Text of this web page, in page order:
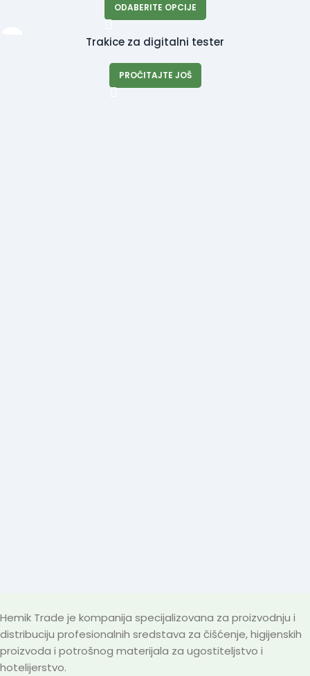
ODABERITE OPCIJE
Trakice za digitalni tester
PROČITAJTE JOŠ
Hemik Trade je kompanija specijalizovana za proizvodnju i
distribuciju profesionalnih sredstava za čišćenje, higijenskih
proizvoda i potrošnog materijala za ugostiteljstvo i
hotelijerstvo.